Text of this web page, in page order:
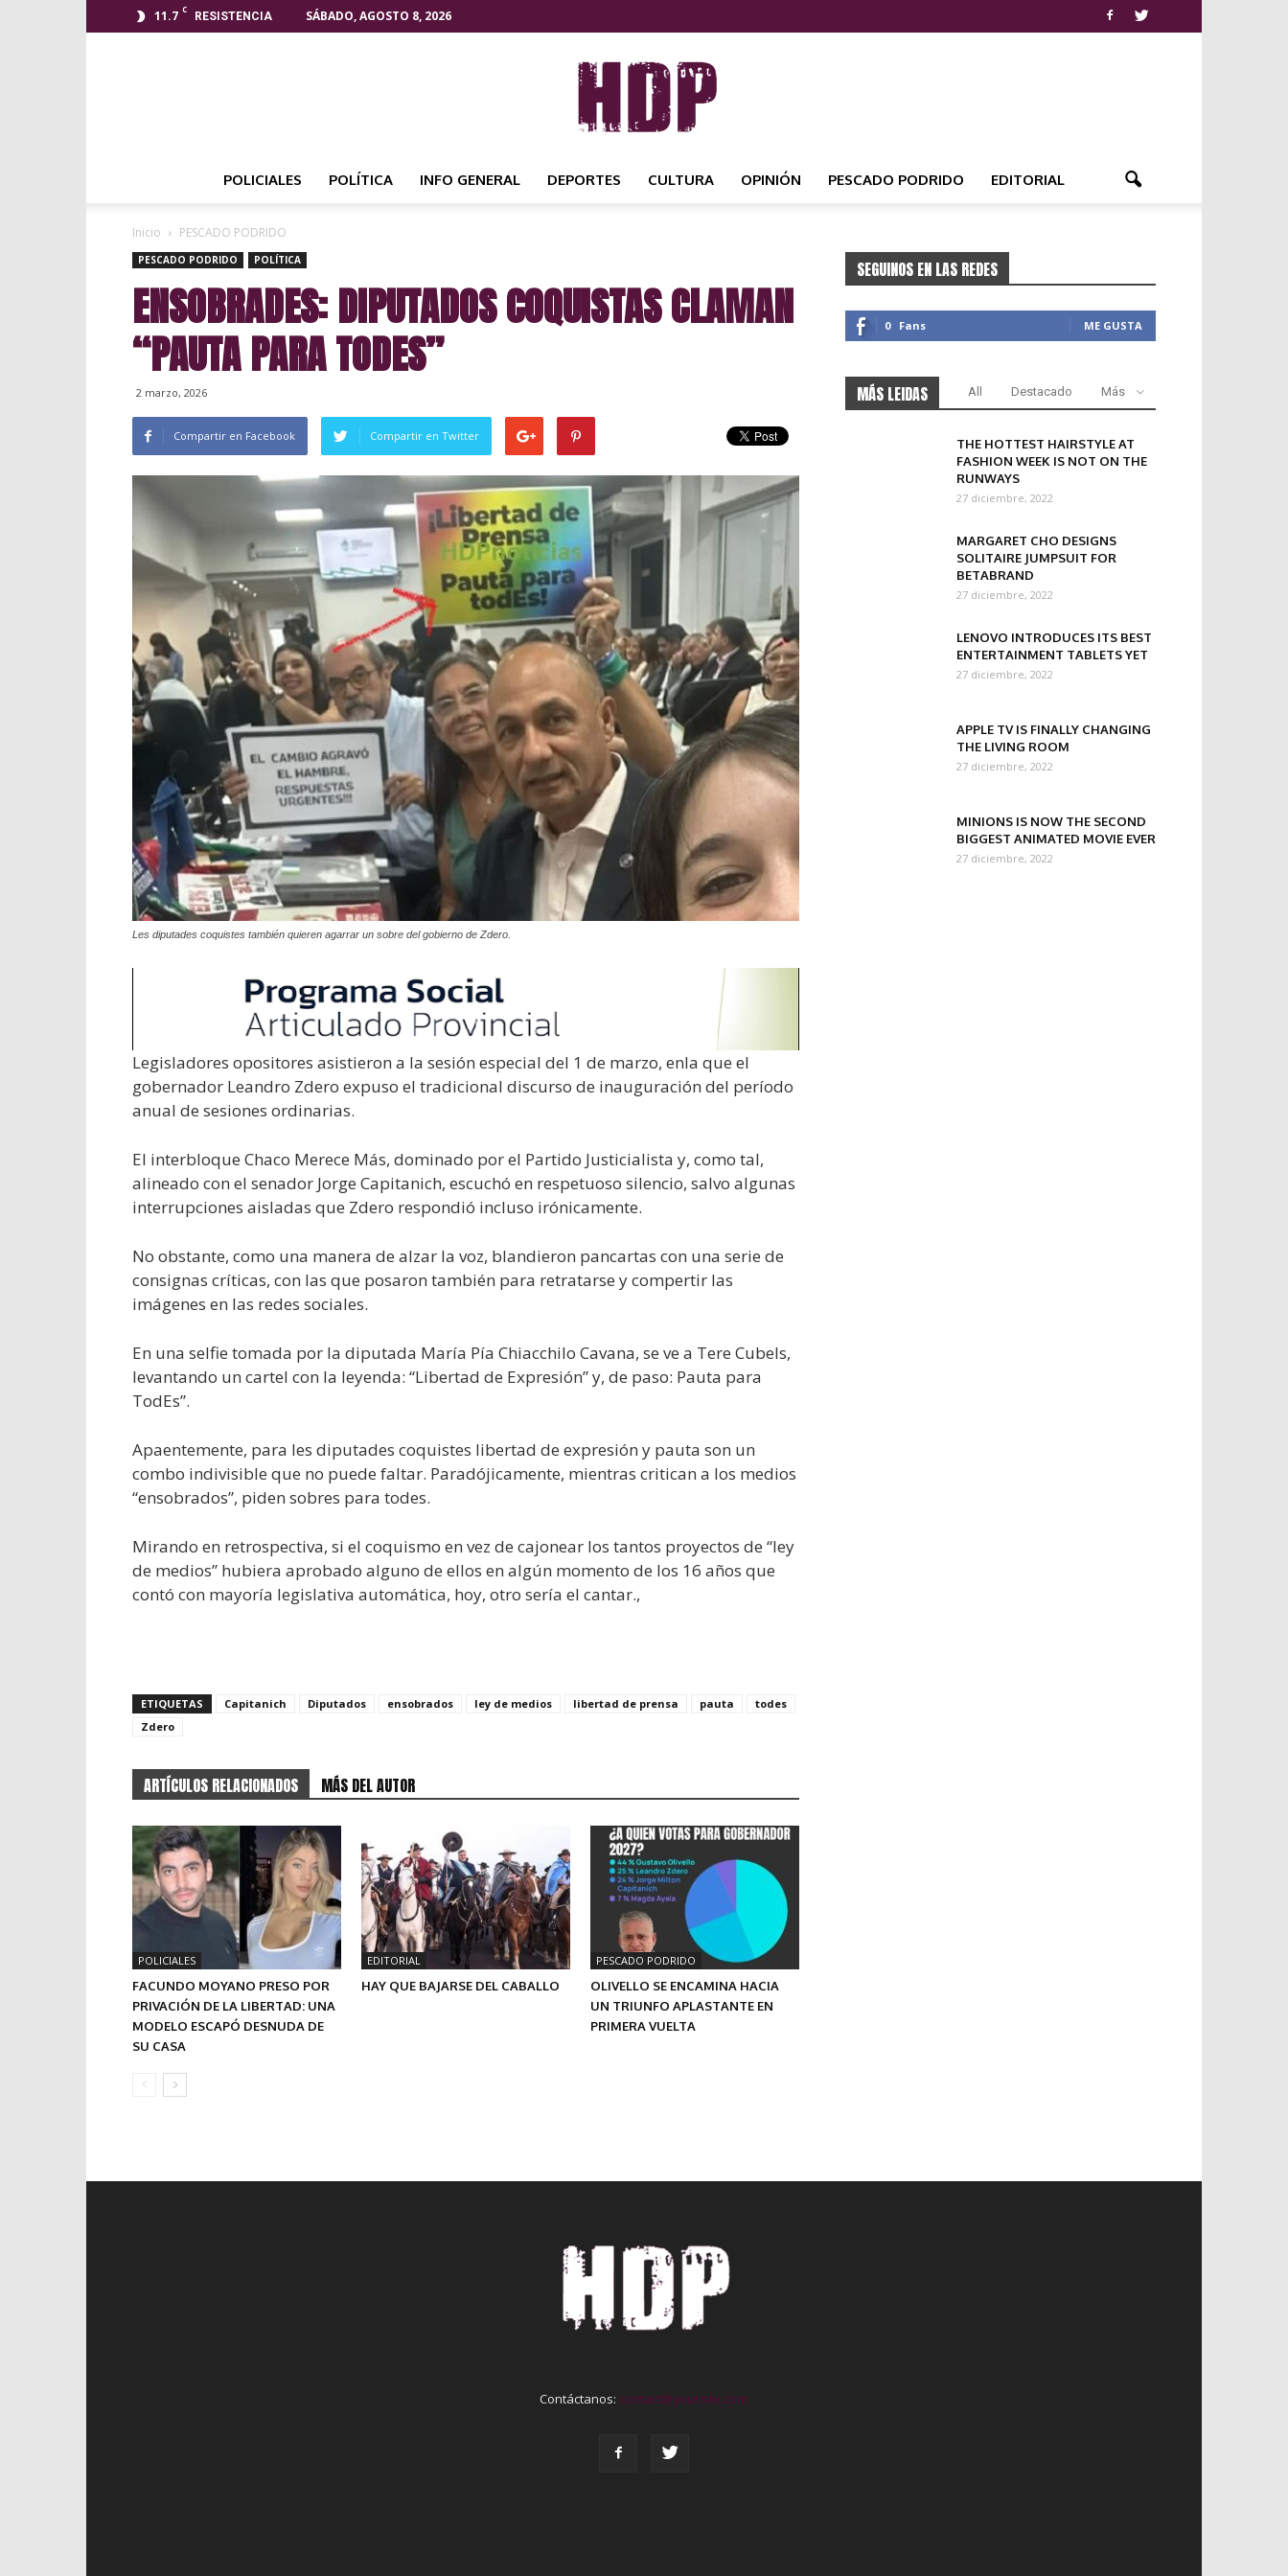
11.7 C
RESISTENCIA SÁBADO, AGOSTO 8, 2026
NOTICIAS
POLICIALES POLÍTICA INFO GENERAL DEPORTES CULTURA OPINIÓN PESCADO PODRIDO EDITORIAL
Inicio PESCADO PODRIDO
PESCADO PODRIDO POLÍTICA
ENSOBRADES: DIPUTADOS COQUISTAS CLAMAN
“PAUTA PARA TODES”
2 marzo, 2026
Compartir en Facebook Compartir en Twitter
Les diputades coquistes también quieren agarrar un sobre del gobierno de Zdero.
Legisladores opositores asistieron a la sesión especial del 1 de marzo, enla que el
gobernador Leandro Zdero expuso el tradicional discurso de inauguración del período
anual de sesiones ordinarias.
El interbloque Chaco Merece Más, dominado por el Partido Justicialista y, como tal,
alineado con el senador Jorge Capitanich, escuchó en respetuoso silencio, salvo algunas
interrupciones aisladas que Zdero respondió incluso irónicamente.
No obstante, como una manera de alzar la voz, blandieron pancartas con una serie de
consignas críticas, con las que posaron también para retratarse y compertir las
imágenes en las redes sociales.
En una selfie tomada por la diputada María Pía Chiacchilo Cavana, se ve a Tere Cubels,
levantando un cartel con la leyenda: “Libertad de Expresión” y, de paso: Pauta para
TodEs”.
Apaentemente, para les diputades coquistes libertad de expresión y pauta son un
combo indivisible que no puede faltar. Paradójicamente, mientras critican a los medios
“ensobrados”, piden sobres para todes.
Mirando en retrospectiva, si el coquismo en vez de cajonear los tantos proyectos de “ley
de medios” hubiera aprobado alguno de ellos en algún momento de los 16 años que
contó con mayoría legislativa automática, hoy, otro sería el cantar.,
ETIQUETAS Capitanich Diputados ensobrados ley de medios libertad de prensa pauta
todes
Zdero
ARTÍCULOS RELACIONADOS MÁS DEL AUTOR
POLICIALES
FACUNDO MOYANO PRESO POR
PRIVACIÓN DE LA LIBERTAD: UNA
MODELO ESCAPÓ DESNUDA DE
SU CASA
EDITORIAL
HAY QUE BAJARSE DEL CABALLO
PESCADO PODRIDO
OLIVELLO SE ENCAMINA HACIA
UN TRIUNFO APLASTANTE EN
PRIMERA VUELTA
SEGUINOS EN LAS REDES
0 Fans ME GUSTA
MÁS LEIDAS All Destacado Más
THE HOTTEST HAIRSTYLE AT
FASHION WEEK IS NOT ON THE
RUNWAYS
27 diciembre, 2022
MARGARET CHO DESIGNS
SOLITAIRE JUMPSUIT FOR
BETABRAND
27 diciembre, 2022
LENOVO INTRODUCES ITS BEST
ENTERTAINMENT TABLETS YET
27 diciembre, 2022
APPLE TV IS FINALLY CHANGING
THE LIVING ROOM
27 diciembre, 2022
MINIONS IS NOW THE SECOND
BIGGEST ANIMATED MOVIE EVER
27 diciembre, 2022
Contáctanos: contact@yoursite.com